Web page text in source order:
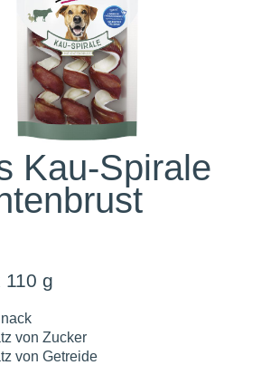
Kau-Spirale
110 g
von Zucker
von Getreide